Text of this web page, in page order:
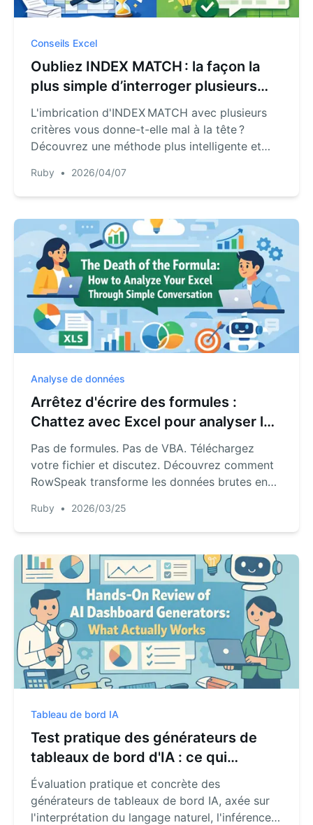
Conseils Excel
Oubliez INDEX MATCH : la façon la
plus simple d’interroger plusieurs
critères dans Excel
L'imbrication d'INDEX MATCH avec plusieurs
critères vous donne-t-elle mal à la tête ?
Découvrez une méthode plus intelligente et
en langage simple et automatisation IA.
Ruby • 2026/04/07
Analyse de données
Arrêtez d'écrire des formules :
Chattez avec Excel pour analyser les
données via RowSpeak AI
Pas de formules. Pas de VBA. Téléchargez
votre fichier et discutez. Découvrez comment
RowSpeak transforme les données brutes en
Ruby • 2026/03/25
Tableau de bord IA
Test pratique des générateurs de
tableaux de bord d'IA : ce qui
fonctionne vraiment
Évaluation pratique et concrète des
générateurs de tableaux de bord IA, axée sur
l'interprétation du langage naturel, l'inférence